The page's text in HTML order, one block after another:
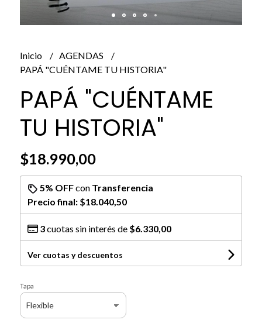
Inicio
AGENDAS
PAPÁ "CUÉNTAME TU HISTORIA"
PAPÁ "CUÉNTAME
TU HISTORIA"
$18.990,00
5% OFFcon Transferencia
Precio final: $18.040,50
3cuotas sin interés de $6.330,00
Ver cuotas y descuentos
Tapa